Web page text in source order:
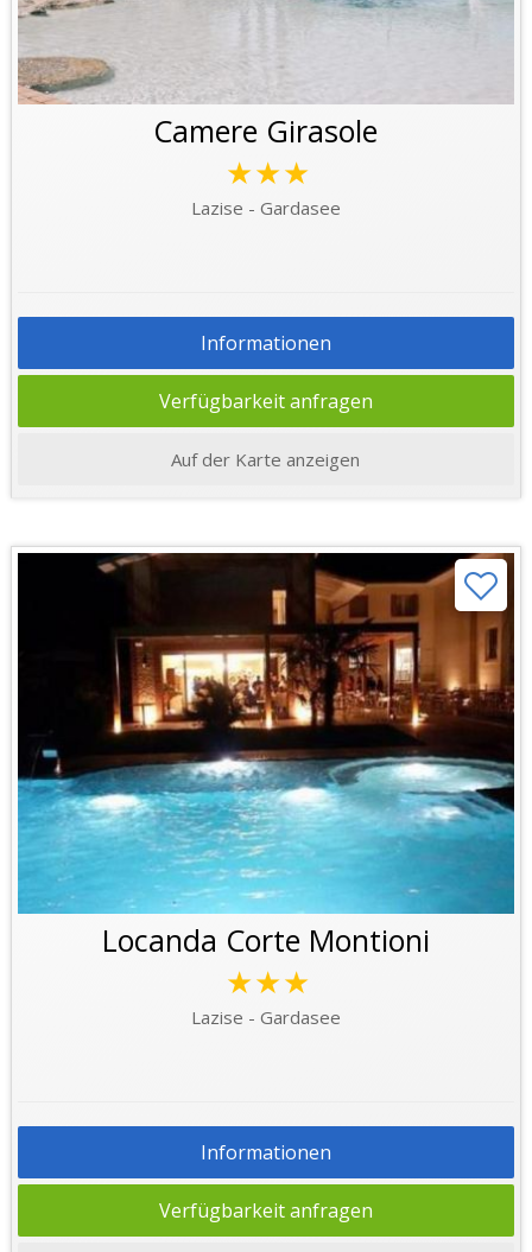
Camere Girasole
★★★
Lazise - Gardasee
Informationen
Verfügbarkeit anfragen
Auf der Karte anzeigen
Locanda Corte Montioni
★★★
Lazise - Gardasee
Informationen
Verfügbarkeit anfragen